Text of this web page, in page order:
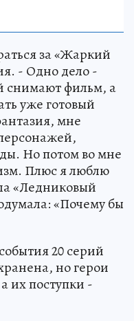
за «Жаркий
- Одно дело -
снимают фильм, а
уже готовый
мне
Но потом во мне
Плюс я люблю
«Ледниковый
«Почему бы
20 серий
но герои
их поступки -